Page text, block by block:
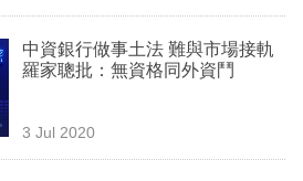
中資銀行做事土法 難與市場接軌
羅家聰批：無資格同外資鬥
3 Jul 2020